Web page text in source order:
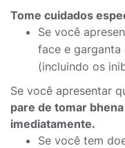
Tome cuidados
Se você
face e
(incluindo os
Se você apresentar
pare de tomar
imediatamente.
Se você tem